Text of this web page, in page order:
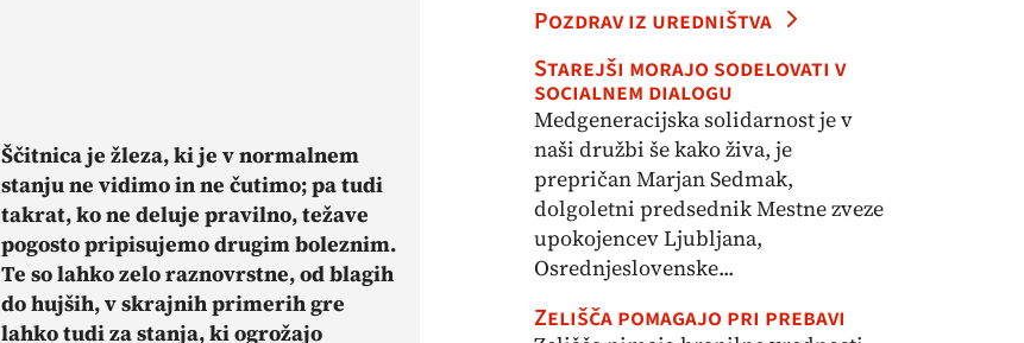
Ščitnica je žleza, ki je v normalnem
stanju ne vidimo in ne čutimo; pa tudi
takrat, ko ne deluje pravilno, težave
pogosto pripisujemo drugim boleznim.
Te so lahko zelo raznovrstne, od blagih
do hujših, v skrajnih primerih gre
lahko tudi za stanja, ki ogrožajo
Pozdrav iz uredništva
Starejši morajo sodelovati v
socialnem dialogu
Medgeneracijska solidarnost je v
naši družbi še kako živa, je
prepričan Marjan Sedmak,
dolgoletni predsednik Mestne zveze
upokojencev Ljubljana,
Osrednjeslovenske...
Zelišča pomagajo pri prebavi